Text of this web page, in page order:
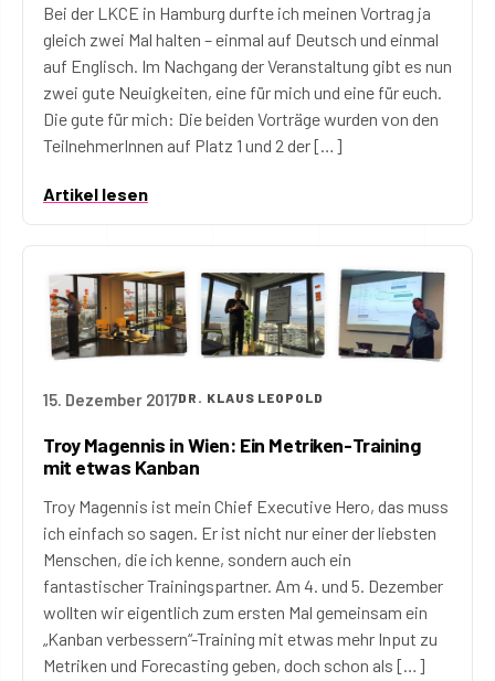
Bei der LKCE in Hamburg durfte ich meinen Vortrag ja
gleich zwei Mal halten – einmal auf Deutsch und einmal
auf Englisch. Im Nachgang der Veranstaltung gibt es nun
zwei gute Neuigkeiten, eine für mich und eine für euch.
Die gute für mich: Die beiden Vorträge wurden von den
TeilnehmerInnen auf Platz 1 und 2 der […]
Artikel lesen
15. Dezember 2017DR. KLAUS LEOPOLD
Troy Magennis in Wien: Ein Metriken-Training
mit etwas Kanban
Troy Magennis ist mein Chief Executive Hero, das muss
ich einfach so sagen. Er ist nicht nur einer der liebsten
Menschen, die ich kenne, sondern auch ein
fantastischer Trainingspartner. Am 4. und 5. Dezember
wollten wir eigentlich zum ersten Mal gemeinsam ein
„Kanban verbessern“-Training mit etwas mehr Input zu
Metriken und Forecasting geben, doch schon als […]